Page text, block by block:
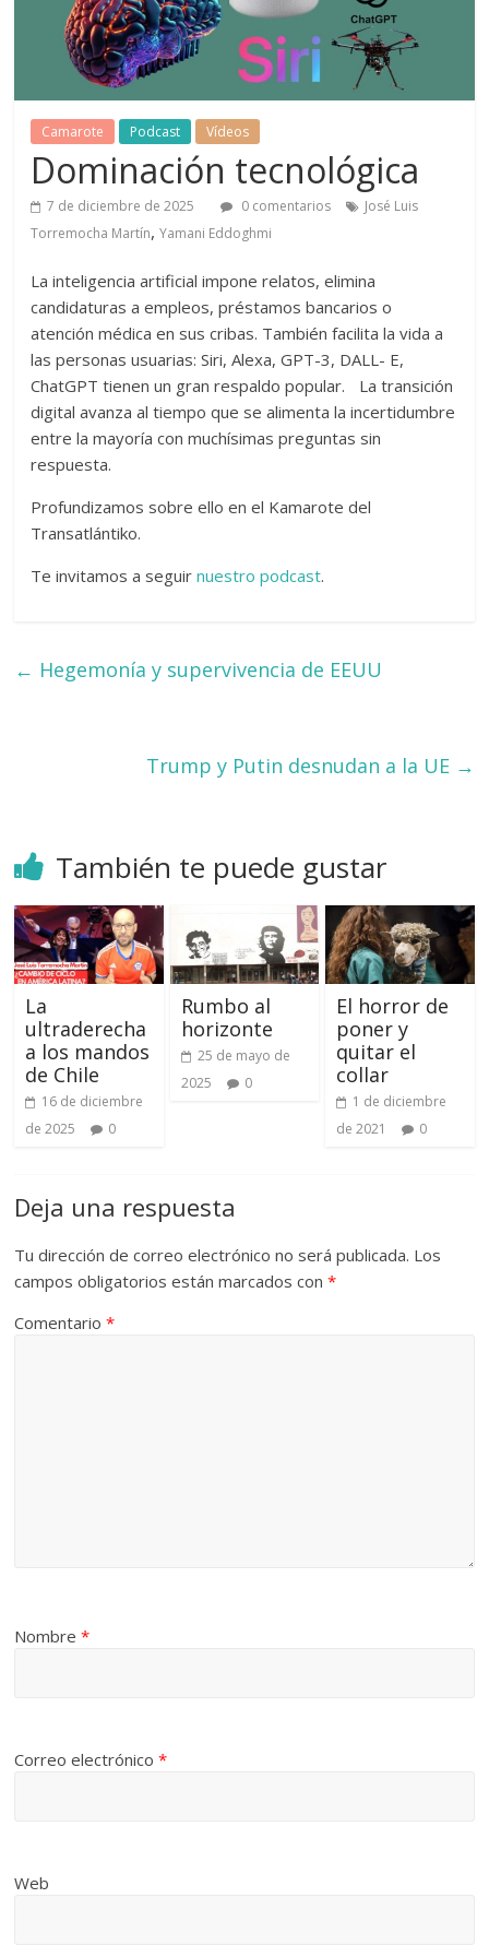
Camarote Podcast Vídeos
Dominación tecnológica
7 de diciembre de 2025 0 comentarios
José Luis
Torremocha Martín,Yamani Eddoghmi
La inteligencia artificial impone relatos, elimina
candidaturas a empleos, préstamos bancarios o
atención médica en sus cribas. También facilita la vida a
las personas usuarias: Siri, Alexa, GPT-3, DALL- E,
ChatGPT tienen un gran respaldo popular. La transición
digital avanza al tiempo que se alimenta la incertidumbre
entre la mayoría con muchísimas preguntas sin
respuesta.
Profundizamos sobre ello en el Kamarote del
Transatlántiko.
Te invitamos a seguirnuestro podcast.
← Hegemonía y supervivencia de EEUU
Trump y Putin desnudan a la UE →
También te puede gustar
La
ultraderecha
a los mandos
de Chile
16 de diciembre
de 2025
0
Rumbo al
horizonte
25 de mayo de
2025
0
El horror de
poner y
quitar el
collar
1 de diciembre
de 2021
0
Deja una respuesta
Tu dirección de correo electrónico no será publicada. Los
campos obligatorios están marcados con*
Comentario*
Nombre*
Correo electrónico*
Web